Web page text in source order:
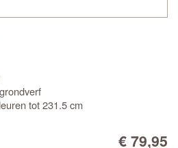
tot 231.5 cm
€ 79,95